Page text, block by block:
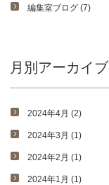
編集室ブログ (7)
月別アーカイブ
2024年4月 (2)
2024年3月 (1)
2024年2月 (1)
2024年1月 (1)